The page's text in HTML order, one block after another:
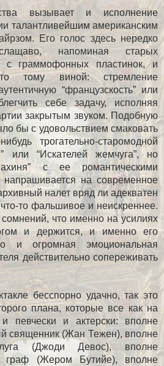
вызывает и исполнение
талантливейшим американским
Его голос здесь нередко
напоминая старых
с граммофонных пластинок, и
тому виной: стремление
“французскость” или
себе задачу, исполняя
закрытым звуком. Подобную
бы с удовольствием смаковать
трогательно-старомодной
или “Искателей жемчуга”, но
с ее романтическими
напрашивается на современное
налет вряд ли адекватен
то фальшивое и неискреннее.
что именно на усилиях
и держится, и именно его
и огромная эмоциональная
действительно сопереживать
бесспорно удачно, так это
плана, которые все как на
певчески и актерски: вполне
священник (Жан Тежен), вполне
(Джоди Девос), вполне
граф (Жером Бутийе), вполне